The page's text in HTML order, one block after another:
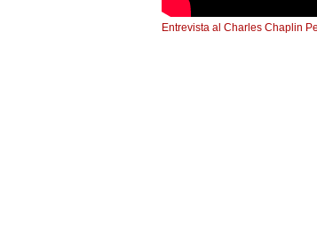
Entrevista al Charles Chaplin